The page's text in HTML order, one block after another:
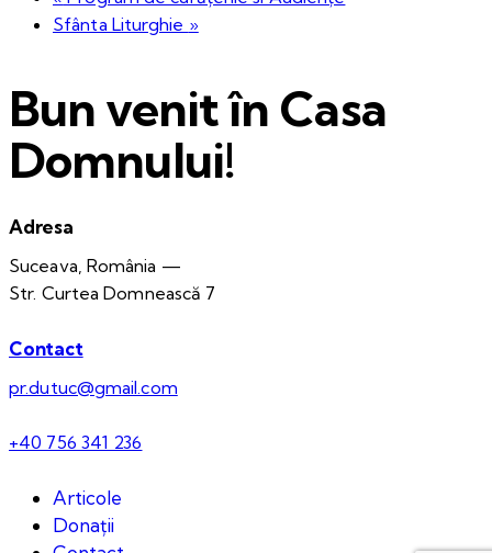
Sfânta Liturghie »
Bun venit în Casa
Domnului!
Adresa
Suceava, România —
Str. Curtea Domnească 7
Contact
pr.dutuc@gmail.com
+40 756 341 236
Articole
Donații